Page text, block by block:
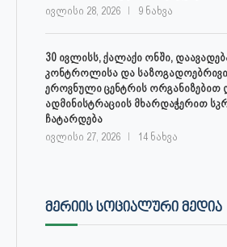
ივლისი 28, 2026 9 ნახვა
30 ივლისს, ქალაქი ონში,
კონტროლისა და
ეროვნული ცენტრის ორგანიზებით
ადმინისტრაციის მხარდაჭერით
ჩატარდება
ივლისი 27, 2026 14 ნახვა
ᲛᲔᲠᲘᲘᲡ ᲡᲝᲪᲘᲐᲚᲣᲠᲘ ᲛᲔᲓᲘᲐ